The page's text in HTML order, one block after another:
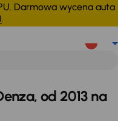
Darmowa wycena auta
.
od 2013 na